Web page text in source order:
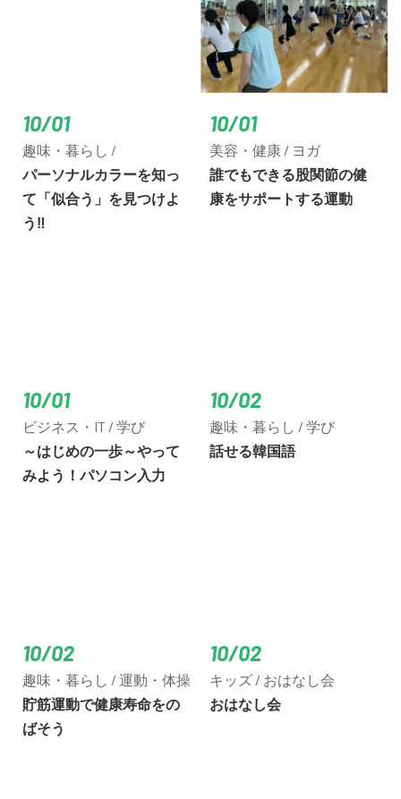
10/01
趣味・暮らし /
パーソナルカラーを知っ
て「似合う」を見つけよ
う‼
10/01
美容・健康 / ヨガ
誰でもできる股関節の健
康をサポートする運動
10/01
ビジネス・IT / 学び
～はじめの一歩～やって
みよう！パソコン入力
10/02
趣味・暮らし / 学び
話せる韓国語
10/02
趣味・暮らし / 運動・体操
貯筋運動で健康寿命をの
ばそう
10/02
キッズ / おはなし会
おはなし会